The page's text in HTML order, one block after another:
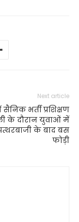
Next article
भर्ती प्रशिक्षण
के दौरान युवाओं में
के बाद बस
फोड़ी